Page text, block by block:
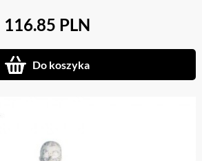
116.85 PLN
Do koszyka